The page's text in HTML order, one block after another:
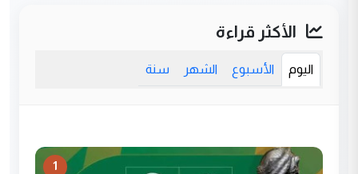
الأكثر قراءة
اليوم الأسبوع الشهر سنة
1